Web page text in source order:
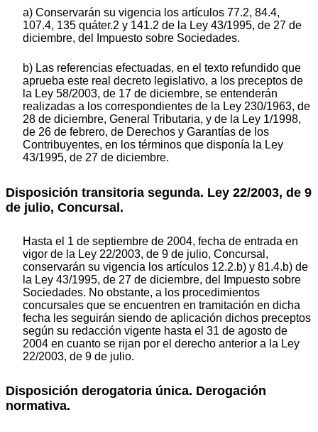
a) Conservarán su vigencia los artículos 77.2, 84.4,
107.4, 135 quáter.2 y 141.2 de la Ley 43/1995, de 27 de
diciembre, del Impuesto sobre Sociedades.
b) Las referencias efectuadas, en el texto refundido que
aprueba este real decreto legislativo, a los preceptos de
la Ley 58/2003, de 17 de diciembre, se entenderán
realizadas a los correspondientes de la Ley 230/1963, de
28 de diciembre, General Tributaria, y de la Ley 1/1998,
de 26 de febrero, de Derechos y Garantías de los
Contribuyentes, en los términos que disponía la Ley
43/1995, de 27 de diciembre.
Disposición transitoria segunda. Ley 22/2003, de 9
de julio, Concursal.
Hasta el 1 de septiembre de 2004, fecha de entrada en
vigor de la Ley 22/2003, de 9 de julio, Concursal,
conservarán su vigencia los artículos 12.2.b) y 81.4.b) de
la Ley 43/1995, de 27 de diciembre, del Impuesto sobre
Sociedades. No obstante, a los procedimientos
concursales que se encuentren en tramitación en dicha
fecha les seguirán siendo de aplicación dichos preceptos
según su redacción vigente hasta el 31 de agosto de
2004 en cuanto se rijan por el derecho anterior a la Ley
22/2003, de 9 de julio.
Disposición derogatoria única. Derogación
normativa.